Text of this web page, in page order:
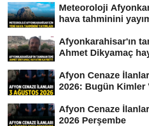
Meteoroloji
hava tahminini
Afyonkarahisar'ın
Ahmet Dikyamaç
Afyon Cenaze
2026: Bugün Kimler
Afyon Cenaze
2026 Perşembe